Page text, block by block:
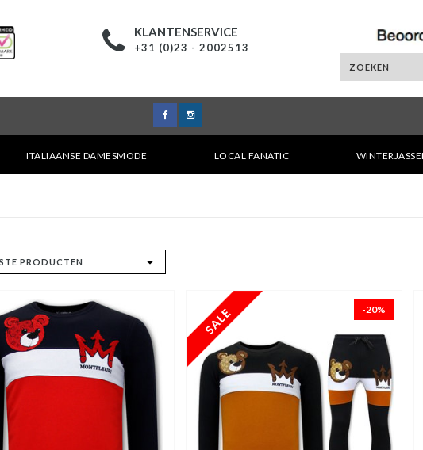
KLANTENSERVICE
+31 (0)23 - 2002513
ITALIAANSE DAMESMODE LOCAL FANATIC
-20%